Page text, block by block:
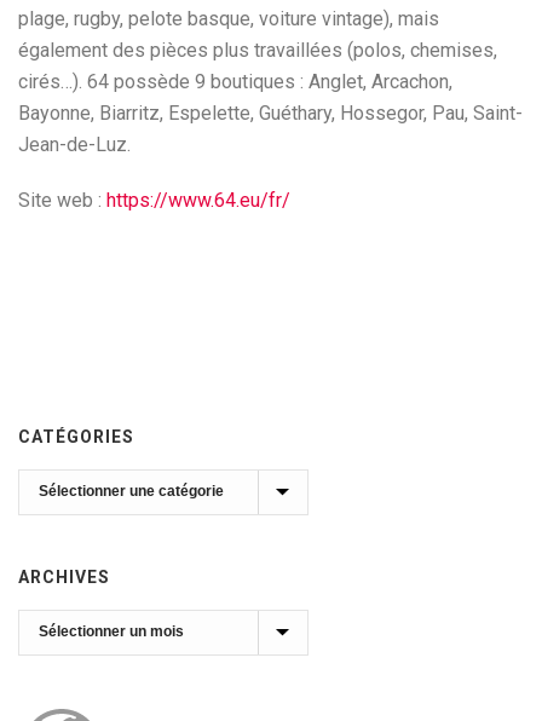
plage, rugby, pelote basque, voiture vintage), mais
également des pièces plus travaillées (polos, chemises,
cirés…). 64 possède 9 boutiques : Anglet, Arcachon,
Bayonne, Biarritz, Espelette, Guéthary, Hossegor, Pau, Saint-
Jean-de-Luz.
Site web : https://www.64.eu/fr/
CATÉGORIES
Catégories
ARCHIVES
Archives